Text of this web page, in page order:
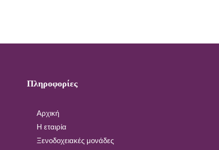
Πληροφορίες
Αρχική
Η εταιρία
Ξενοδοχειακές μονάδες